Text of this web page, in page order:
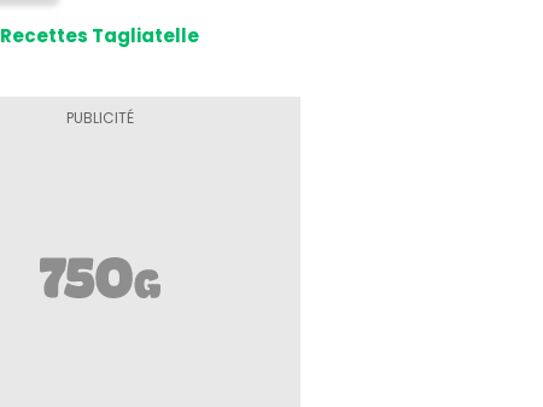
Recettes Tagliatelle